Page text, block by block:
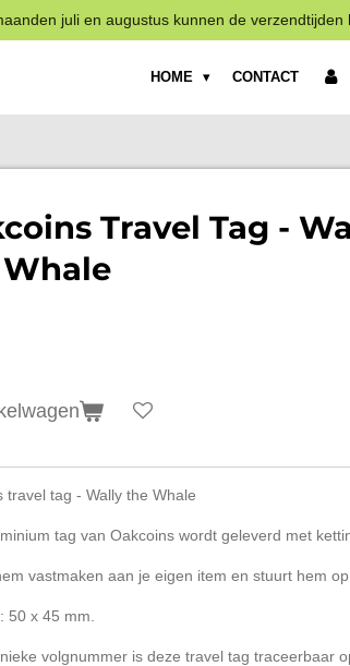
juli en augustus kunnen de verzendtijden
HOME CONTACT
Travel Tag -
travel tag - Wally the Whale
tag van Oakcoins wordt geleverd met
vastmaken aan je eigen item en stuurt hem
50 x 45 mm.
volgnummer is deze travel tag traceerbaar